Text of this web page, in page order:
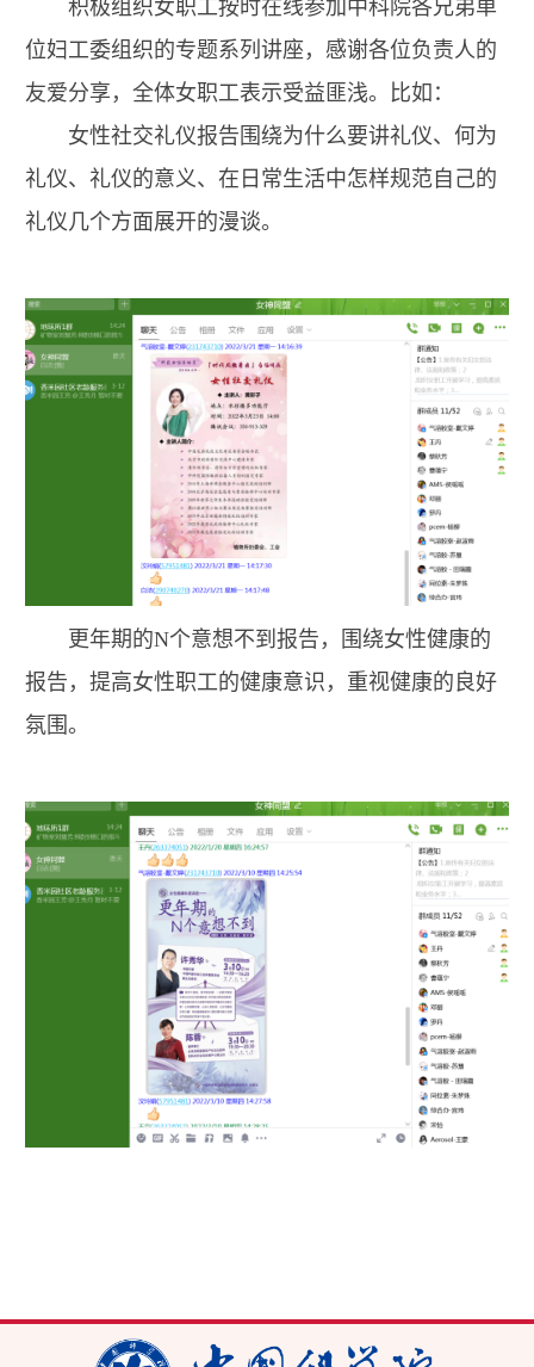
积极组织女职工按时在线参加中科院各兄弟单
位妇工委组织的专题系列讲座，感谢各位负责人的
友爱分享，全体女职工表示受益匪浅。比如：
女性社交礼仪报告围绕为什么要讲礼仪、何为
礼仪、礼仪的意义、在日常生活中怎样规范自己的
礼仪几个方面展开的漫谈。
更年期的N个意想不到报告，围绕女性健康的
报告，提高女性职工的健康意识，重视健康的良好
氛围。